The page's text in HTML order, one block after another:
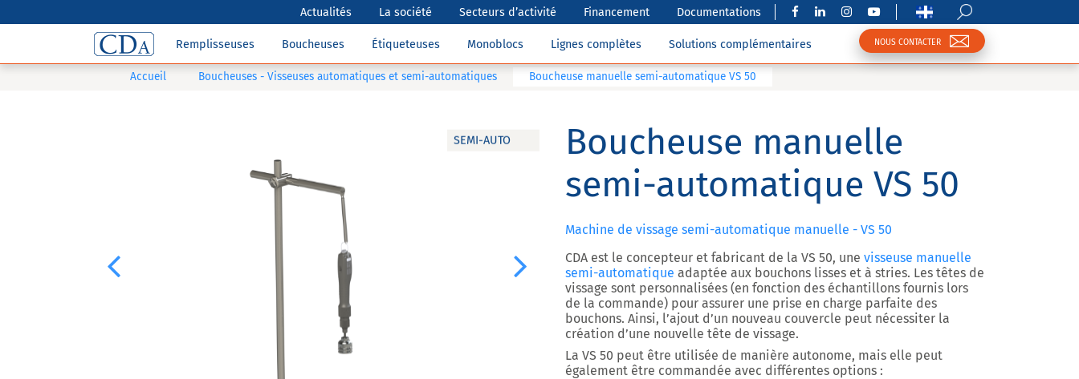
Actualités La société Secteurs d’activité Financement Documentations
Remplisseuses Boucheuses Étiqueteuses Monoblocs Lignes complètes Solutions complémentaires NOUS CONTACTER
Accueil Boucheuses - Visseuses automatiques et semi-automatiques Boucheuse manuelle semi-automatique VS 50
SEMI-AUTO
Previous Next
Boucheuse manuelle
semi-automatique VS 50
Machine de vissage semi-automatique manuelle - VS 50
CDA est le concepteur et fabricant de la VS 50, une visseuse manuelle
semi-automatique adaptée aux bouchons lisses et à stries. Les têtes de
vissage sont personnalisées (en fonction des échantillons fournis lors
de la commande) pour assurer une prise en charge parfaite des
bouchons. Ainsi, l’ajout d’un nouveau couvercle peut nécessiter la
création d’une nouvelle tête de vissage.
La VS 50 peut être utilisée de manière autonome, mais elle peut
également être commandée avec différentes options :